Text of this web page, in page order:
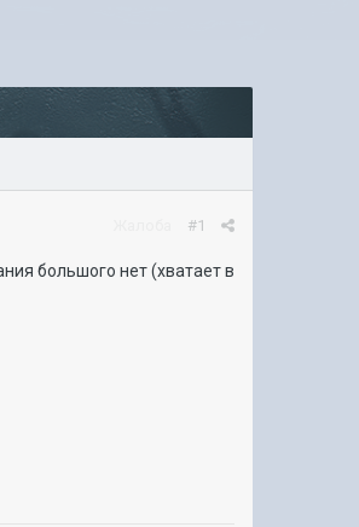
#1
большого нет (хватает в